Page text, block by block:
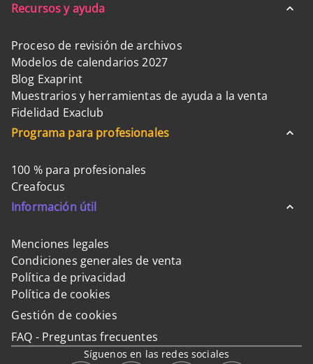
Recursos y ayuda
Proceso de revisión de archivos
Modelos de calendarios 2027
Blog Exaprint
Muestrarios y herramientas de ayuda a la venta
Fidelidad Exaclub
Programa para profesionales
100 % para profesionales
Creafocus
Información útil
Menciones legales
Condiciones generales de venta
Política de privacidad
Política de cookies
Gestión de cookies
FAQ - Preguntas frecuentes
Síguenos en las redes sociales